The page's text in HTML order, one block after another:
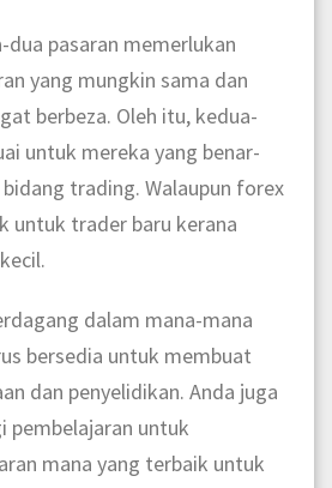
dua pasaran memerlukan
yang mungkin sama dan
berbeza. Oleh itu, kedua-
untuk mereka yang benar-
trading. Walaupun forex
untuk trader baru kerana
dalam mana-mana
bersedia untuk membuat
dan penyelidikan. Anda juga
pembelajaran untuk
mana yang terbaik untuk